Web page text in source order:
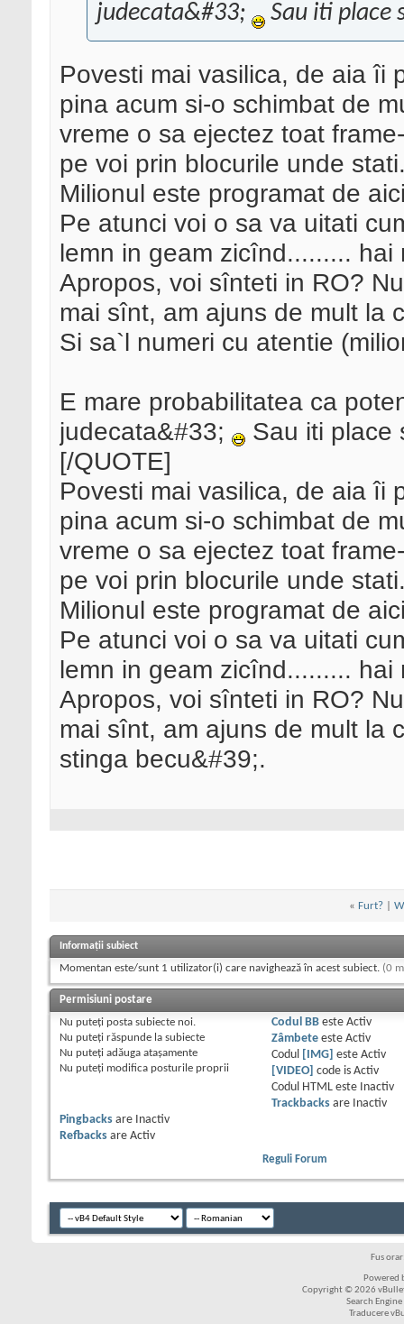
judecata&#33;
Sau iti place
Povesti mai vasilica, de aia îi
pina acum si-o schimbat de
vreme o sa ejectez toat
pe voi prin blocurile unde
Milionul este programat de
Pe atunci voi o sa va uitati
lemn in geam zicînd.........
Apropos, voi sînteti in RO?
mai sînt, am ajuns de mult la
Si sa`l numeri cu atentie
E mare probabilitatea ca
judecata&#33;
Sau iti place
[/QUOTE]
Povesti mai vasilica, de aia îi
pina acum si-o schimbat de
vreme o sa ejectez toat
pe voi prin blocurile unde
Milionul este programat de
Pe atunci voi o sa va uitati
lemn in geam zicînd.........
Apropos, voi sînteti in RO?
mai sînt, am ajuns de mult la
stinga becu&#39;.
« Furt?|
Informații subiect
Momentan este/sunt 1 utilizator(i) care navighează în acest subiect. (0
Permisiuni postare
Nu puteţi posta subiecte noi.
Nu puteţi răspunde la subiecte
Nu puteţi adăuga ataşamente
Nu puteţi modifica posturile proprii
Codul BBeste Activ
Zâmbeteeste Activ
Codul
[IMG] este Activ
[VIDEO] code is Activ
Codul HTML este
Inactiv
Trackbacksare
Inactiv
Pingbacks are
Inactiv
Refbacks are Activ
Reguli Forum
Fus
Powered
Copyright © 2026
Search
Traducere